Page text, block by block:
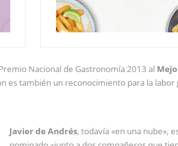
Nacional de Gastronomía 2013 al
es también un reconocimiento para la
Javier de Andrés, todavía «en una nube»,